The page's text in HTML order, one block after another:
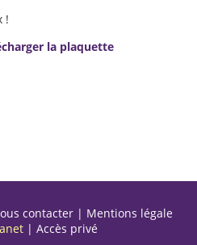
!
la plaquette
contacter | Mentions légale
| Accès privé